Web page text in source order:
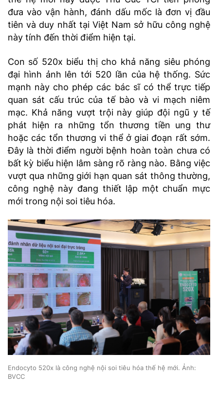
đưa vào vận hành, đánh dấu mốc là đơn vị đầu
tiên và duy nhất tại Việt Nam sở hữu công nghệ
này tính đến thời điểm hiện tại.
Con số 520x biểu thị cho khả năng siêu phóng
đại hình ảnh lên tới 520 lần của hệ thống. Sức
mạnh này cho phép các bác sĩ có thể trực tiếp
quan sát cấu trúc của tế bào và vi mạch niêm
mạc. Khả năng vượt trội này giúp đội ngũ y tế
phát hiện ra những tổn thương tiền ung thư
hoặc các tổn thương vi thể ở giai đoạn rất sớm.
Đây là thời điểm người bệnh hoàn toàn chưa có
bất kỳ biểu hiện lâm sàng rõ ràng nào. Bằng việc
vượt qua những giới hạn quan sát thông thường,
công nghệ này đang thiết lập một chuẩn mực
mới trong nội soi tiêu hóa.
Endocyto 520x là công nghệ nội soi tiêu hóa thế hệ mới. Ảnh:
BVCC